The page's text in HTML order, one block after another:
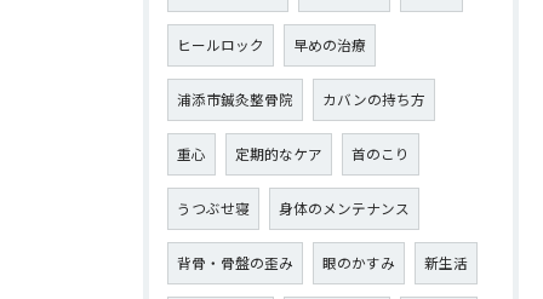
ヒールロック 早めの治療
浦添市鍼灸整骨院 カバンの持ち方
重心 定期的なケア 首のこり
うつぶせ寝 身体のメンテナンス
背骨・骨盤の歪み 眼のかすみ 新生活